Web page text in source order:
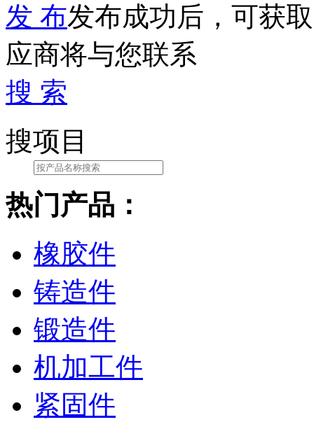
发 布发布成功后，可获
应商将与您联系
搜 索
搜项目
热门产品：
橡胶件
铸造件
锻造件
机加工件
紧固件